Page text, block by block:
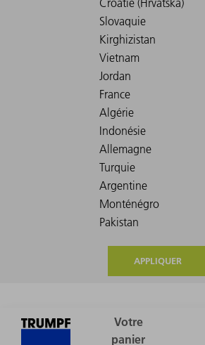
APPLIQUER